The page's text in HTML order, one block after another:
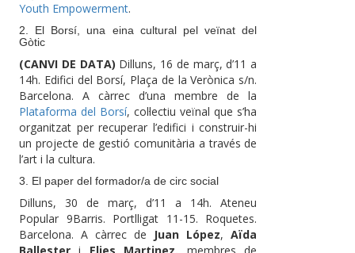
Youth Empowerment.
2. El Borsí, una eina cultural pel veïnat del
Gòtic
(CANVI DE DATA) Dilluns, 16 de març, d’11 a
14h. Edifici del Borsí, Plaça de la Verònica s/n.
Barcelona. A càrrec d’una membre de la
Plataforma del Borsí, col·lectiu veïnal que s’ha
organitzat per recuperar l’edifici i construir-hi
un projecte de gestió comunitària a través de
l’art i la cultura.
3. El paper del formador/a de circ social
Dilluns, 30 de març, d’11 a 14h. Ateneu
Popular 9Barris. Portlligat 11-15. Roquetes.
Barcelona. A càrrec de Juan López, Aïda